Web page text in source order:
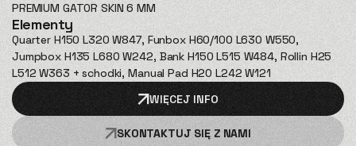
PREMIUM GATOR SKIN 6 MM
Elementy
Quarter H150 L320 W847, Funbox H60/100 L630 W550,
Jumpbox H135 L680 W242, Bank H150 L515 W484, Rollin H25
L512 W363 + schodki, Manual Pad H20 L242 W121
WIĘCEJ INFO
SKONTAKTUJ SIĘ Z NAMI